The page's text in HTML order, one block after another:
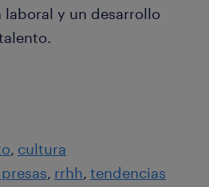
y un desarrollo
cultura
rrhh tendencias